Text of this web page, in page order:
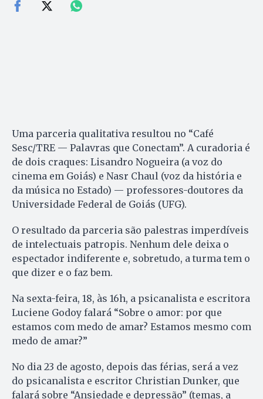
Uma parceria qualitativa resultou no “Café
Sesc/TRE — Palavras que Conectam”. A curadoria é
de dois craques: Lisandro Nogueira (a voz do
cinema em Goiás) e Nasr Chaul (voz da história e
da música no Estado) — professores-doutores da
Universidade Federal de Goiás (UFG).
O resultado da parceria são palestras imperdíveis
de intelectuais patropis. Nenhum dele deixa o
espectador indiferente e, sobretudo, a turma tem o
que dizer e o faz bem.
Na sexta-feira, 18, às 16h, a psicanalista e escritora
Luciene Godoy falará “Sobre o amor: por que
estamos com medo de amar? Estamos mesmo com
medo de amar?”
No dia 23 de agosto, depois das férias, será a vez
do psicanalista e escritor Christian Dunker, que
falará sobre “Ansiedade e depressão” (temas, a